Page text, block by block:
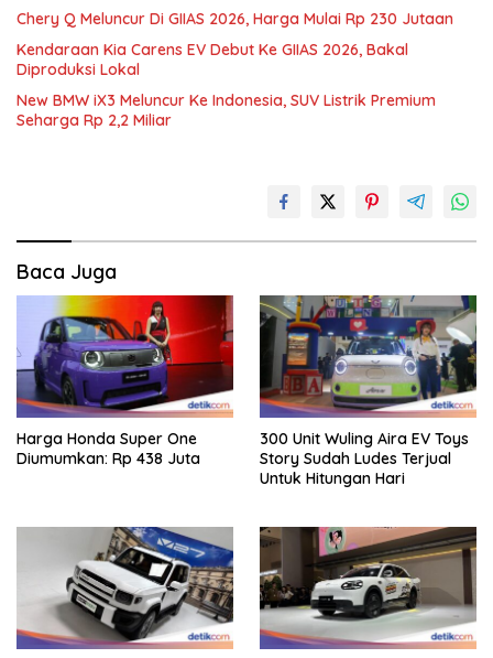
Chery Q Meluncur Di GIIAS 2026, Harga Mulai Rp 230 Jutaan
Kendaraan Kia Carens EV Debut Ke GIIAS 2026, Bakal
Diproduksi Lokal
New BMW iX3 Meluncur Ke Indonesia, SUV Listrik Premium
Seharga Rp 2,2 Miliar
Baca Juga
Harga Honda Super One
Diumumkan: Rp 438 Juta
300 Unit Wuling Aira EV Toys
Story Sudah Ludes Terjual
Untuk Hitungan Hari